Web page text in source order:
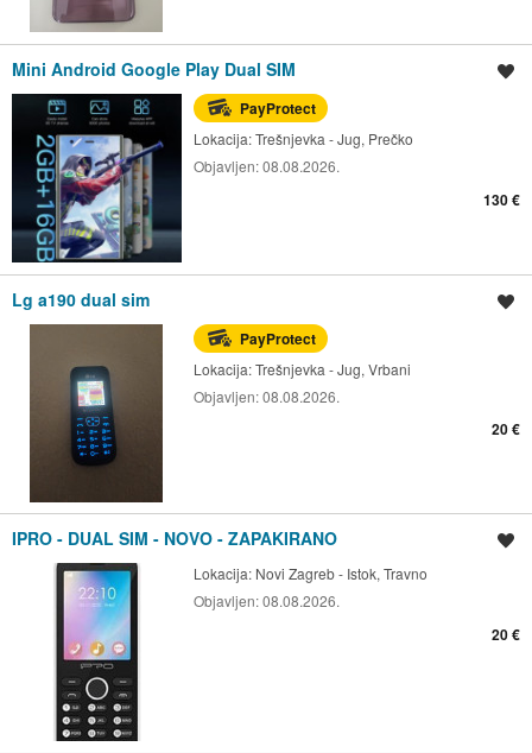
Mini Android Google Play Dual SIM
PayProtect
Lokacija:Trešnjevka - Jug, Prečko
Objavljen:08.08.2026.
130 €
Lg a190 dual sim
PayProtect
Lokacija:Trešnjevka - Jug, Vrbani
Objavljen:08.08.2026.
20 €
IPRO - DUAL SIM - NOVO - ZAPAKIRANO
Lokacija: Novi Zagreb - Istok, Travno
Objavljen:08.08.2026.
20 €